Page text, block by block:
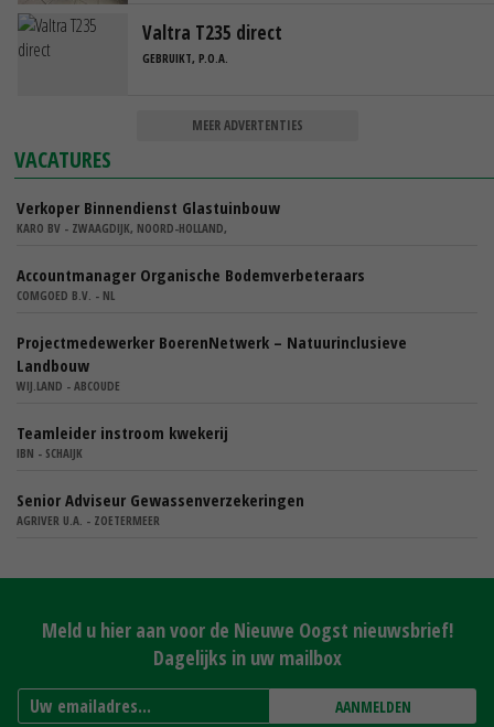
Valtra T235 direct
GEBRUIKT, P.O.A.
MEER ADVERTENTIES
VACATURES
Verkoper Binnendienst Glastuinbouw
KARO BV - ZWAAGDIJK, NOORD-HOLLAND,
Accountmanager Organische Bodemverbeteraars
COMGOED B.V. - NL
Projectmedewerker BoerenNetwerk – Natuurinclusieve
Landbouw
WIJ.LAND - ABCOUDE
Teamleider instroom kwekerij
IBN - SCHAIJK
Senior Adviseur Gewassenverzekeringen
AGRIVER U.A. - ZOETERMEER
Meld u hier aan voor de Nieuwe Oogst nieuwsbrief!
Dagelijks in uw mailbox
AANMELDEN